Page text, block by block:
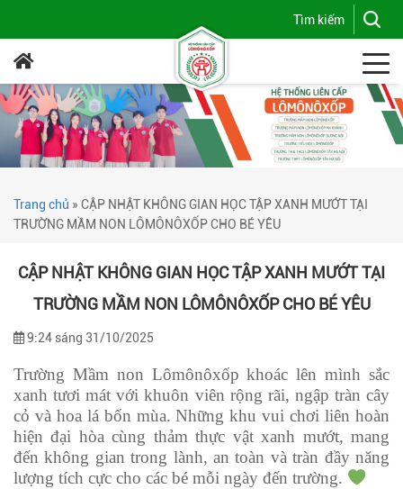
Trang chủ » CẬP NHẬT KHÔNG GIAN HỌC TẬP XANH MƯỚT TẠI
TRƯỜNG MẦM NON LÔMÔNÔXỐP CHO BÉ YÊU
CẬP NHẬT KHÔNG GIAN HỌC TẬP XANH MƯỚT TẠI
TRƯỜNG MẦM NON LÔMÔNÔXỐP CHO BÉ YÊU
9:24 sáng 31/10/2025
Trường Mầm non Lômônôxốp khoác lên mình sắc
xanh tươi mát với khuôn viên rộng rãi, ngập tràn cây
cỏ và hoa lá bốn mùa. Những khu vui chơi liên hoàn
hiện đại hòa cùng thảm thực vật xanh mướt, mang
đến không gian trong lành, an toàn và tràn đầy năng
lượng tích cực cho các bé mỗi ngày đến trường.